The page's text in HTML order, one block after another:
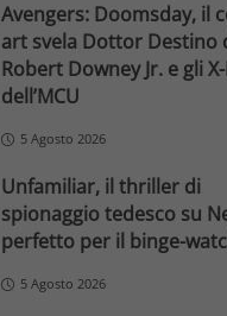
Avengers: Doomsday, il
art svela Dottor Destino
Robert Downey Jr. e gli
dell’MCU
5 Agosto 2026
Unfamiliar, il thriller di
spionaggio tedesco su
perfetto per il binge-
5 Agosto 2026